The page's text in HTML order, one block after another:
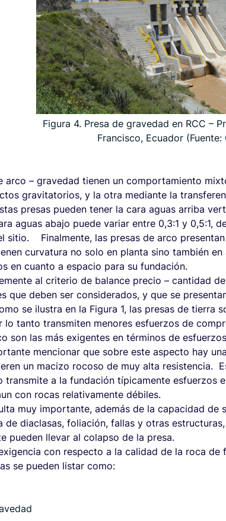
Figura 4. Presa de gravedad en RCC –
Francisco, Ecuador (Fuente:
arco – gravedad tienen un comportamiento
gravitatorios, y la otra mediante la
presas pueden tener la cara aguas arriba
aguas abajo puede variar entre 0,3:1 y 0,5:1,
sitio. Finalmente, las presas de arco
curvatura no solo en planta sino también
en cuanto a espacio para su fundación.
al criterio de balance precio – cantidad
que deben ser considerados, y que se
se ilustra en la Figura 1, las presas de tierra
lo tanto transmiten menores esfuerzos de
son las más exigentes en términos de
mencionar que sobre este aspecto hay
un macizo rocoso de muy alta resistencia.
transmite a la fundación típicamente esfuerzos
con rocas relativamente débiles.
muy importante, además de la capacidad de
de diaclasas, foliación, fallas y otras
pueden llevar al colapso de la presa.
con respecto a la calidad de la roca de
se pueden listar como: